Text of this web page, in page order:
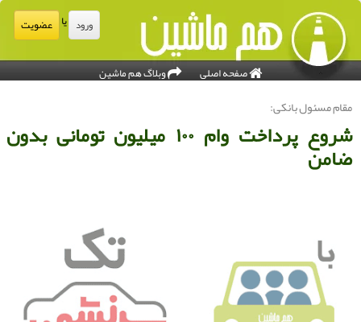
ورود عضویت
صفحه اصلی وبلاگ هم ماشین
مقام مسئول بانكی:
شروع پرداخت وام ۱۰۰ میلیون تومانی بدون
ضامن